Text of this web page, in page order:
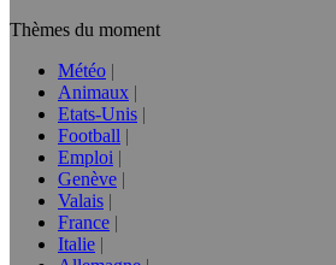
Thèmes du moment
Météo
Animaux
Etats-Unis
Football
Emploi
Genève
Valais
France
Italie